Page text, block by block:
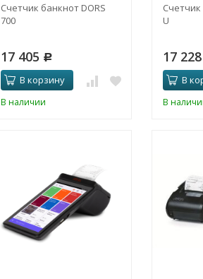
Счетчик банкнот DORS
700
17 405 Р
В корзину
В наличии
Счетчик
U
17 228
В
В